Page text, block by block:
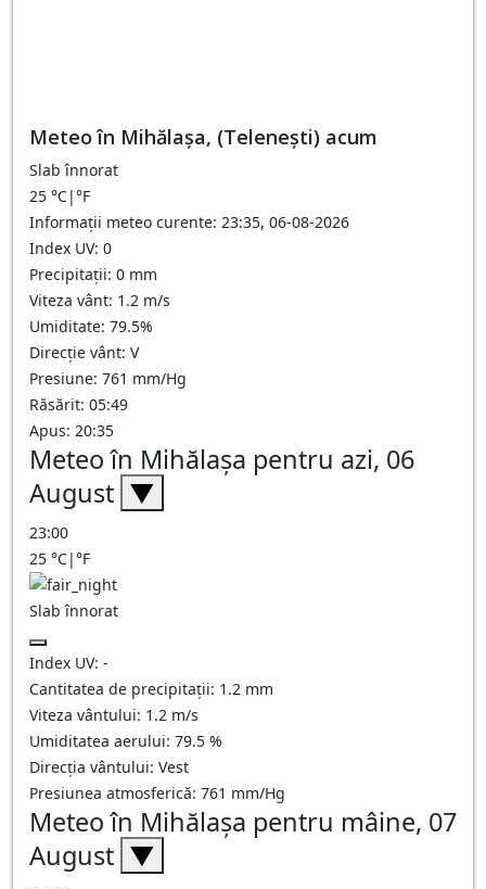
Meteo în Mihălaşa, (Telenești) acum
Slab înnorat
25 °C|°F
Informații meteo curente: 23:35, 06-08-2026
Index UV: 0
Precipitații: 0 mm
Viteza vânt: 1.2 m/s
Umiditate: 79.5%
Direcție vânt: V
Presiune: 761 mm/Hg
Răsărit: 05:49
Apus: 20:35
Meteo în Mihălaşa pentru azi, 06
August ▼
23:00
25 °C|°F
Slab înnorat
Index UV: -
Cantitatea de precipitații: 1.2 mm
Viteza vântului: 1.2 m/s
Umiditatea aerului: 79.5 %
Direcția vântului: Vest
Presiunea atmosferică: 761 mm/Hg
Meteo în Mihălaşa pentru mâine, 07
August ▼